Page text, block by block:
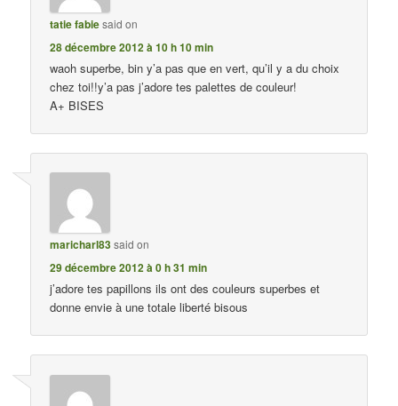
tatie fabiesaid on
28 décembre 2012 à 10 h 10 min
waoh superbe, bin y’a pas que en vert, qu’il y a du choix
chez toi!!y’a pas j’adore tes palettes de couleur!
A+ BISES
maricharl83said on
29 décembre 2012 à 0 h 31 min
j’adore tes papillons ils ont des couleurs superbes et
donne envie à une totale liberté bisous